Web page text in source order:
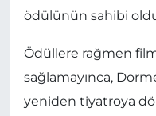
ödülünün sahibi
Ödüllere rağmen
sağlamayınca,
yeniden tiyatroya